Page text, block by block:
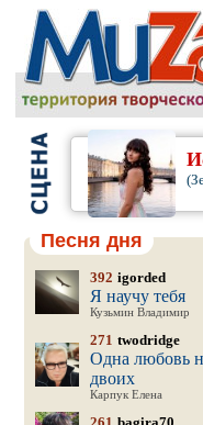
Песня дня
392 igorded
Я научу тебя
Кузьмин Владимир
271 twodridge
Одна любовь
двоих
Карпук Елена